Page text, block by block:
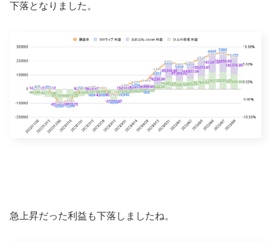
下落となりました。
急上昇だった利益も下落しましたね。